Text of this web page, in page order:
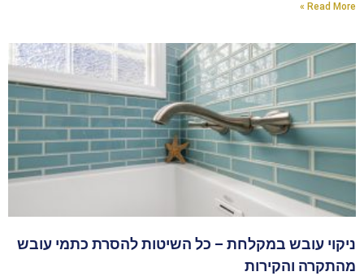
Read More »
ניקוי עובש במקלחת – כל השיטות להסרת כתמי עובש
מהתקרה והקירות